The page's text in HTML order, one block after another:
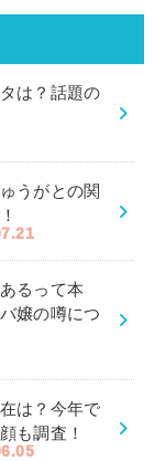
は？話題の
うがとの関
るって本
嬢の噂につ
は？今年で
も調査！